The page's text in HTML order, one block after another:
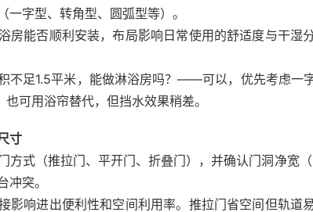
一字型、转角型、圆弧型等）。
房能否顺利安装，布局影响日常使用的舒适度与干湿
不足1.5平米，能做淋浴房吗？——可以，优先考虑一
可用浴帘替代，但挡水效果稍差。
寸
方式（推拉门、平开门、折叠门），并确认门洞净宽
冲突。
影响进出便利性和空间利用率。推拉门省空间但轨道